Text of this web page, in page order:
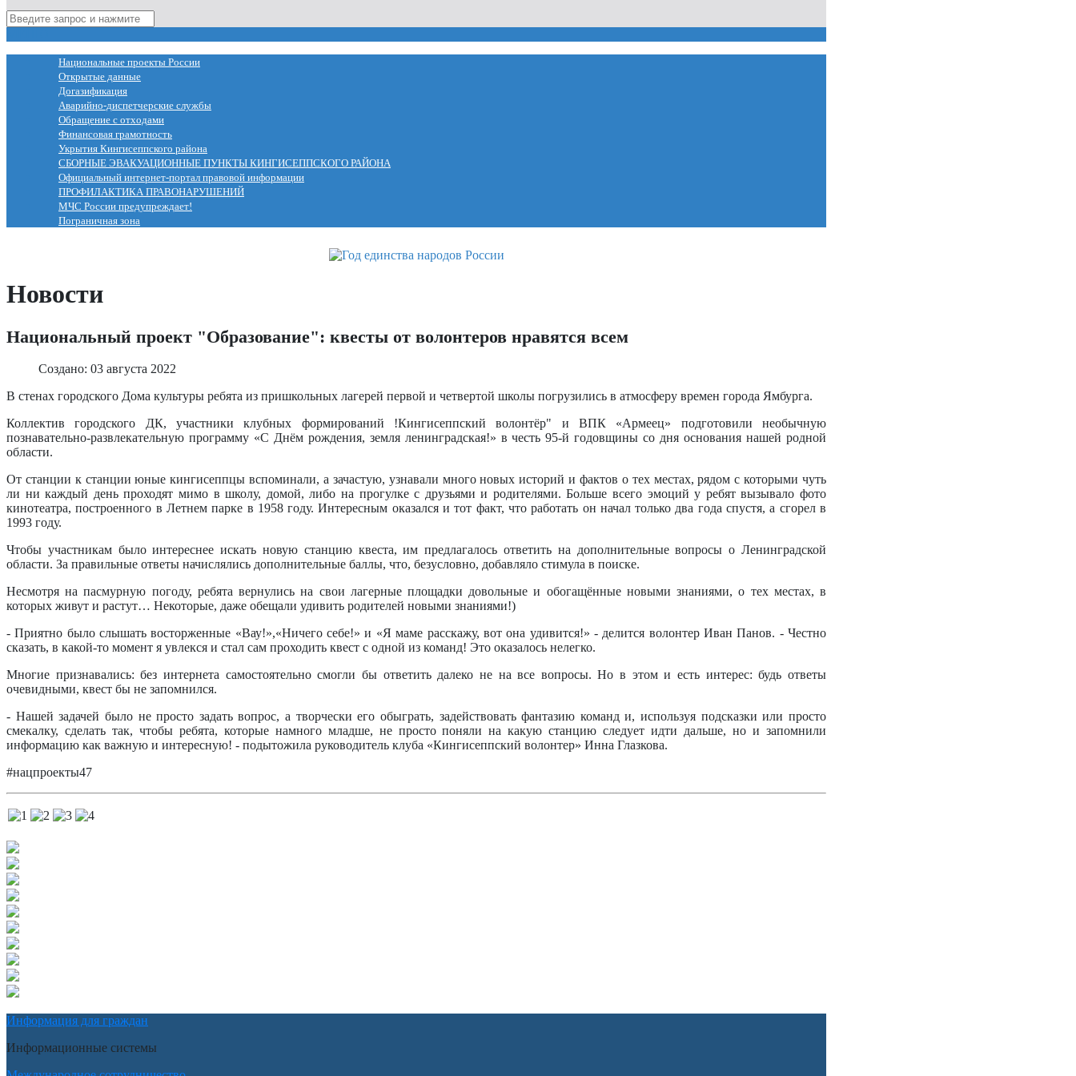
Национальные проекты России
Открытые данные
Догазификация
Аварийно-диспетчерские службы
Обращение с отходами
Финансовая грамотность
Укрытия Кингисеппского района
СБОРНЫЕ ЭВАКУАЦИОННЫЕ ПУНКТЫ КИНГИСЕППСКОГО РАЙОНА
Официальный интернет-портал правовой информации
ПРОФИЛАКТИКА ПРАВОНАРУШЕНИЙ
МЧС России предупреждает!
Пограничная зона
Новости
Национальный проект "Образование": квесты от волонтеров нравятся всем
Создано: 03 августа 2022
В стенах городского Дома культуры ребята из пришкольных лагерей первой и четвертой школы погрузились в атмосферу времен города Ямбурга.
Коллектив городского ДК, участники клубных формирований !Кингисеппский волонтёр" и ВПК «Армеец» подготовили необычную
познавательно-развлекательную программу «С Днём рождения, земля ленинградская!» в честь 95-й годовщины со дня основания нашей родной
области.
От станции к станции юные кингисеппцы вспоминали, а зачастую, узнавали много новых историй и фактов о тех местах, рядом с которыми чуть
ли ни каждый день проходят мимо в школу, домой, либо на прогулке с друзьями и родителями. Больше всего эмоций у ребят вызывало фото
кинотеатра, построенного в Летнем парке в 1958 году. Интересным оказался и тот факт, что работать он начал только два года спустя, а сгорел в
1993 году.
Чтобы участникам было интереснее искать новую станцию квеста, им предлагалось ответить на дополнительные вопросы о Ленинградской
области. За правильные ответы начислялись дополнительные баллы, что, безусловно, добавляло стимула в поиске.
Несмотря на пасмурную погоду, ребята вернулись на свои лагерные площадки довольные и обогащённые новыми знаниями, о тех местах, в
которых живут и растут… Некоторые, даже обещали удивить родителей новыми знаниями!)
- Приятно было слышать восторженные «Вау!»,«Ничего себе!» и «Я маме расскажу, вот она удивится!» - делится волонтер Иван Панов. - Честно
сказать, в какой-то момент я увлекся и стал сам проходить квест с одной из команд! Это оказалось нелегко.
Многие признавались: без интернета самостоятельно смогли бы ответить далеко не на все вопросы. Но в этом и есть интерес: будь ответы
очевидными, квест бы не запомнился.
- Нашей задачей было не просто задать вопрос, а творчески его обыграть, задействовать фантазию команд и, используя подсказки или просто
смекалку, сделать так, чтобы ребята, которые намного младше, не просто поняли на какую станцию следует идти дальше, но и запомнили
информацию как важную и интересную! - подытожила руководитель клуба «Кингисеппский волонтер» Инна Глазкова.
#нацпроекты47
Информация для граждан
Информационные системы